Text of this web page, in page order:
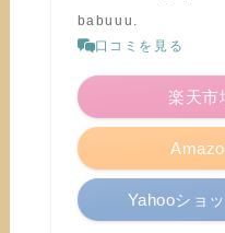
babuuu.
口コミを見る
楽天市
Yahooショ